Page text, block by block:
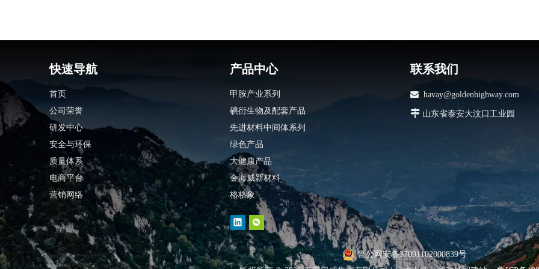
快速导航
首页
公司荣誉
研发中心
安全与环保
质量体系
电商平台
营销网络
产品中心
甲胺产业系列
碘衍生物及配套产品
先进材料中间体系列
绿色产品
大健康产品
金海威新材料
格格象
联系我们
 havay@goldenhighway.com
 山东省泰安大汶口工业园
鲁公网安备37091102000839号